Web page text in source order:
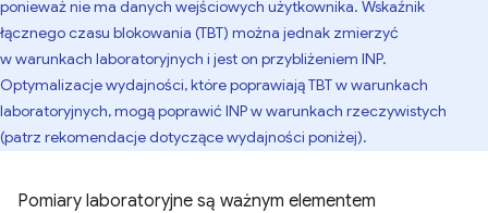
ponieważ nie ma danych wejściowych użytkownika. Wskaźnik
łącznego czasu blokowania (TBT) można jednak zmierzyć
w warunkach laboratoryjnych i jest on przybliżeniem INP.
Optymalizacje wydajności, które poprawiają TBT w warunkach
laboratoryjnych, mogą poprawić INP w warunkach rzeczywistych
(patrz rekomendacje dotyczące wydajności poniżej).
Pomiary laboratoryjne są ważnym elementem